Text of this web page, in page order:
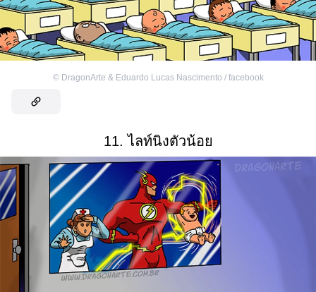
© DragonArte & Eduardo Lucas Nascimento / facebook
11. ไลท์นิงตัวน้อย